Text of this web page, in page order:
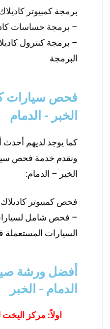
برمجة كمبيوتر
– برمجة حساسات
– برمجة كنترول
البرمجة
فحص سيارات
الخبر - الدمام
كما يوجد لديهم
ونقدم خدمة فحص
الخبر – الدمام:
فحص كمبيوتر كاديلاك
– فحص شامل
السيارات المستعملة
أفضل ورشة
الدمام - الخبر
اولاً: مركز اليخت